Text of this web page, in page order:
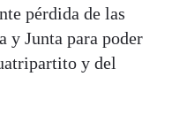
pérdida de las
y Junta para poder
y del